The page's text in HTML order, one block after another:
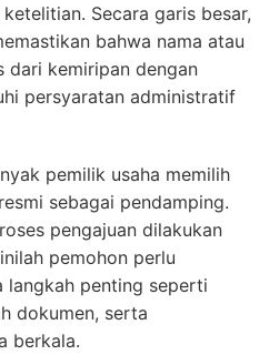
Secara garis besar,
bahwa nama atau
dari kemiripan dengan
persyaratan administratif
pemilik usaha memilih
sebagai pendamping.
pengajuan dilakukan
pemohon perlu
langkah penting seperti
dokumen, serta
berkala.